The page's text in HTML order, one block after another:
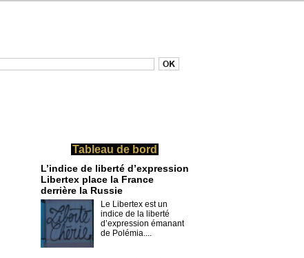
Tableau de bord
L’indice de liberté d’expression
Libertex place la France
derrière la Russie
Le Libertex est un
indice de la liberté
d’expression émanant
de Polémia....